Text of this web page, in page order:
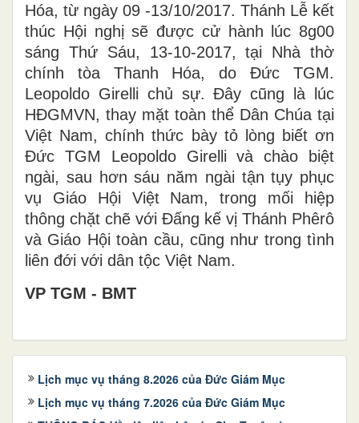
Hóa, từ ngày 09 -13/10/2017. Thánh Lễ kết
thúc Hội nghị sẽ được cử hành lúc 8g00
sáng Thứ Sáu, 13-10-2017, tại Nhà thờ
chính tòa Thanh Hóa, do Đức TGM.
Leopoldo Girelli chủ sự. Đây cũng là lúc
HĐGMVN, thay mặt toàn thể Dân Chúa tại
Việt Nam, chính thức bày tỏ lòng biết ơn
Đức TGM Leopoldo Girelli và chào biệt
ngài, sau hơn sáu năm ngài tận tụy phục
vụ Giáo Hội Việt Nam, trong mối hiệp
thông chặt chẽ với Đấng kế vị Thánh Phêrô
và Giáo Hội toàn cầu, cũng như trong tình
liên đới với dân tộc Việt Nam.
VP TGM - BMT
Lịch mục vụ tháng 8.2026 của Đức Giám Mục
Lịch mục vụ tháng 7.2026 của Đức Giám Mục